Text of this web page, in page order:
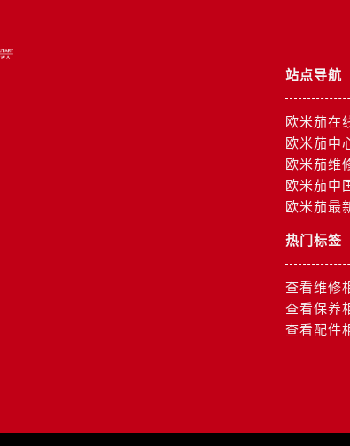
茄售后服务中心（需提前预约）
（需提前预约）
需提前预约）
（需提前预约）
米茄售后服务中心（需提前预约）
欧米茄售后服务中心（需提前预约）
米茄售后服务中心（需提前预约）
利名表维修授权店3楼欧米茄售后服务中心（需提前预
层2603室欧米茄售后服务中心（需提前预约）
（需提前预约）
站点导航
欧米茄在
欧米茄中
欧米茄维
欧米茄中
欧米茄最
热门标签
查看维修
查看保养
查看配件